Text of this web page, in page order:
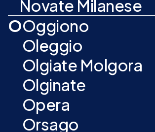
Novate Milanese
OOggiono
Oleggio
Olgiate Molgora
Olginate
Opera
Orsago